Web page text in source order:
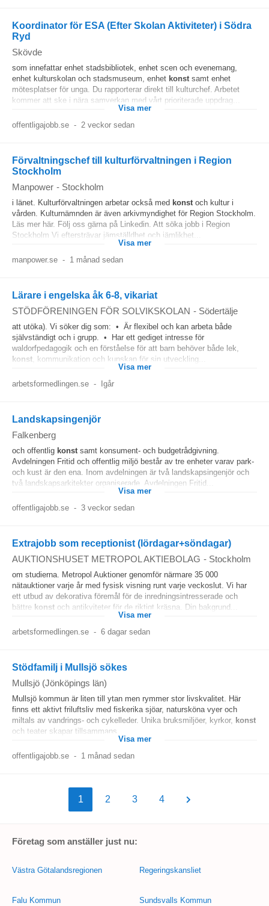
Koordinator för ESA (Efter Skolan Aktiviteter) i Södra
Ryd
Skövde
som innefattar enhet stadsbibliotek, enhet scen och evenemang,
enhet kulturskolan och stadsmuseum, enhet konst samt enhet
mötesplatser för unga. Du rapporterar direkt till kulturchef. Arbetet
kommer att ske i nära samverkan med vårt prioriterade uppdrag...
Visa mer
offentligajobb.se - 2 veckor sedan
Förvaltningschef till kulturförvaltningen i Region
Stockholm
Manpower - Stockholm
i länet. Kulturförvaltningen arbetar också med konstoch kultur i
vården. Kulturnämnden är även arkivmyndighet för Region Stockholm.
Läs mer här. Följ oss gärna på Linkedin. Att söka jobb i Region
Stockholm Vi eftersträvar jämställdhet och jämlikhet...
Visa mer
manpower.se - 1 månad sedan
Lärare i engelska åk 6-8, vikariat
STÖDFÖRENINGEN FÖR SOLVIKSKOLAN - Södertälje
att utöka). Vi söker dig som: • Är flexibel och kan arbeta både
självständigt och i grupp. • Har ett gediget intresse för
waldorfpedagogik och en förståelse för att barn behöver både lek,
konst , kommunikation och kunskap för sin utveckling...
Visa mer
arbetsformedlingen.se - Igår
Landskapsingenjör
Falkenberg
och offentlig konstsamt konsument- och budgetrådgivning.
Avdelningen Fritid och offentlig miljö består av tre enheter varav park-
och kust är den ena. Inom avdelningen är två landskapsingenjör och
två landskapsarkitekter organiserade. Avdelningen Fritid...
Visa mer
offentligajobb.se - 3 veckor sedan
Extrajobb som receptionist (lördagar+söndagar)
AUKTIONSHUSET METROPOL AKTIEBOLAG - Stockholm
om studierna. Metropol Auktioner genomför närmare 35 000
nätauktioner varje år med fysisk visning runt varje veckoslut. Vi har
ett utbud av dekorativa föremål för de inredningsintresserade och
bättre konst och antikviteter för de riktigt kräsna. Din bakgrund...
Visa mer
arbetsformedlingen.se - 6 dagar sedan
Stödfamilj i Mullsjö sökes
Mullsjö (Jönköpings län)
Mullsjö kommun är liten till ytan men rymmer stor livskvalitet. Här
finns ett aktivt friluftsliv med fiskerika sjöar, natursköna vyer och
miltals av vandrings- och cykelleder. Unika bruksmiljöer, kyrkor, konst
och teater skapar tillsammans...
Visa mer
offentligajobb.se - 1 månad sedan
1 2 3 4
Företag som anställer just nu:
Västra Götalandsregionen
Falu Kommun
Regeringskansliet
Sundsvalls Kommun